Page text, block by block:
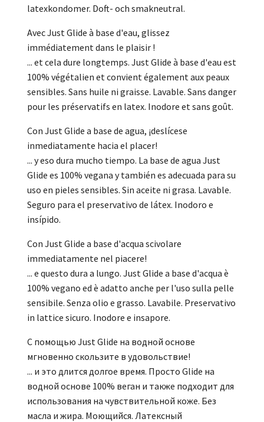
latexkondomer. Doft- och smakneutral.
Avec Just Glide à base d'eau, glissez
immédiatement dans le plaisir !
... et cela dure longtemps. Just Glide à base d'eau est
100% végétalien et convient également aux peaux
sensibles. Sans huile ni graisse. Lavable. Sans danger
pour les préservatifs en latex. Inodore et sans goût.
Con Just Glide a base de agua, ¡deslícese
inmediatamente hacia el placer!
... y eso dura mucho tiempo. La base de agua Just
Glide es 100% vegana y también es adecuada para su
uso en pieles sensibles. Sin aceite ni grasa. Lavable.
Seguro para el preservativo de látex. Inodoro e
insípido.
Con Just Glide a base d'acqua scivolare
immediatamente nel piacere!
... e questo dura a lungo. Just Glide a base d'acqua è
100% vegano ed è adatto anche per l'uso sulla pelle
sensibile. Senza olio e grasso. Lavabile. Preservativo
in lattice sicuro. Inodore e insapore.
С помощью Just Glide на водной основе
мгновенно скользите в удовольствие!
... и это длится долгое время. Просто Glide на
водной основе 100% веган и также подходит для
использования на чувствительной коже. Без
масла и жира. Моющийся. Латексный